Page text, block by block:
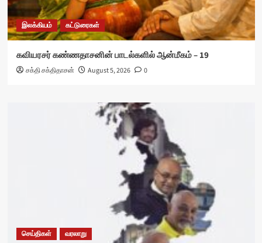
இலக்கியம் கட்டுரைகள்
கவியரசர் கண்ணதாசனின் பாடல்களில் ஆன்மீகம் – 19
சக்தி சக்திதாசன் August 5, 2026 0
செய்திகள் வரலாறு